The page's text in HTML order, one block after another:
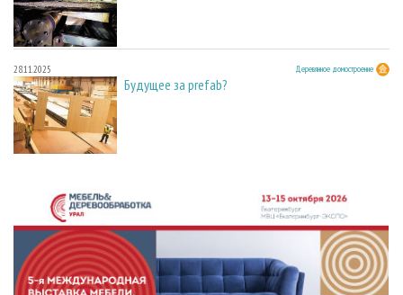
28.11.2025 Деревянное домостроение
Будущее за prefab?